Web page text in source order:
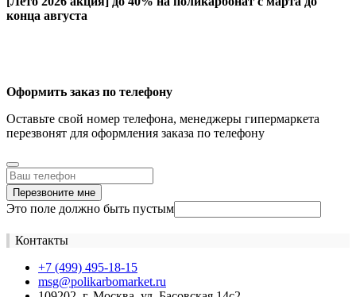
конца августа
Оформить заказ по телефону
Оставьте свой номер телефона, менеджеры гипермаркета
перезвонят для оформления заказа по телефону
Перезвоните мне
Это поле должно быть пустым
Контакты
+7 (499) 495-18-15
msg@polikarbomarket.ru